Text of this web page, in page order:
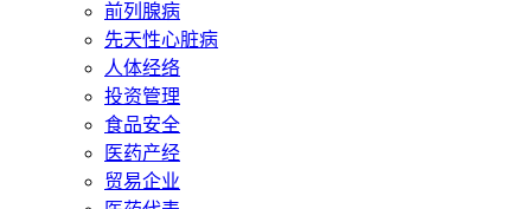
前列腺病
先天性心脏病
人体经络
投资管理
食品安全
医药产经
贸易企业